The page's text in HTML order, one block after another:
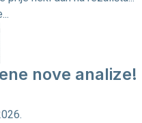
nove analize!